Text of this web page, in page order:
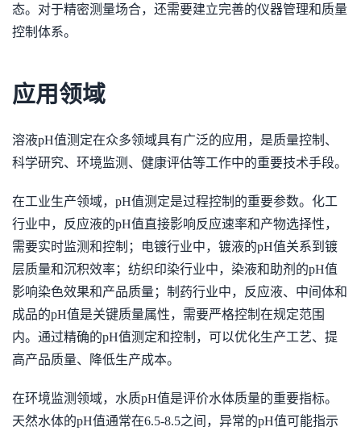
态。对于精密测量场合，还需要建立完善的仪器管理和质量
控制体系。
应用领域
溶液pH值测定在众多领域具有广泛的应用，是质量控制、
科学研究、环境监测、健康评估等工作中的重要技术手段。
在工业生产领域，pH值测定是过程控制的重要参数。化工
行业中，反应液的pH值直接影响反应速率和产物选择性，
需要实时监测和控制；电镀行业中，镀液的pH值关系到镀
层质量和沉积效率；纺织印染行业中，染液和助剂的pH值
影响染色效果和产品质量；制药行业中，反应液、中间体和
成品的pH值是关键质量属性，需要严格控制在规定范围
内。通过精确的pH值测定和控制，可以优化生产工艺、提
高产品质量、降低生产成本。
在环境监测领域，水质pH值是评价水体质量的重要指标。
天然水体的pH值通常在6.5-8.5之间，异常的pH值可能指示